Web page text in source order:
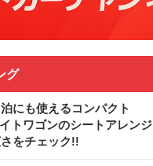
グ
にも使えるコンパクト
トワゴンのシートアレンジ
をチェック!!